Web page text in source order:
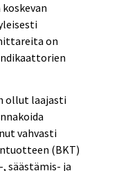
on
ollut laajasti
vahvasti
(BKT)
säästämis- ja